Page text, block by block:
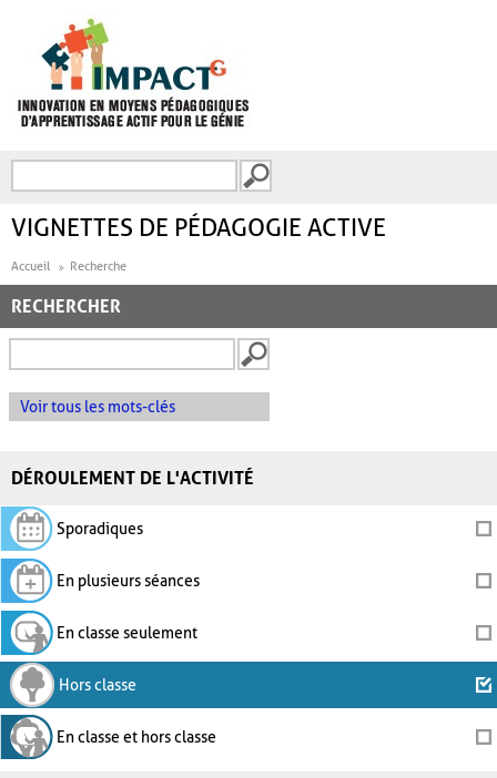
FORMULAIRE DE
VIGNETTES DE PÉDAGOGIE ACTIVE
Accueil Recherche
RECHERCHER
Voir tous les mots-clés
DÉROULEMENT DE L'ACTIVITÉ
Sporadiques
En plusieurs séances
En classe seulement
Hors classe
En classe et hors classe